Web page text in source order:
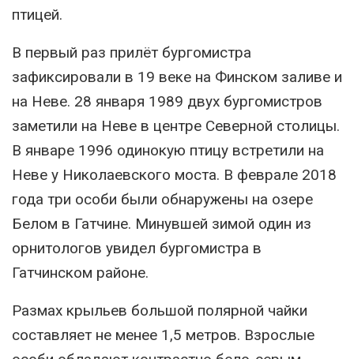
птицей.
В первый раз прилёт бургомистра
зафиксировали в 19 веке на Финском заливе и
на Неве. 28 января 1989 двух бургомистров
заметили на Неве в центре Северной столицы.
В январе 1996 одинокую птицу встретили на
Неве у Николаевского моста. В феврале 2018
года три особи были обнаружены на озере
Белом в Гатчине. Минувшей зимой один из
орнитологов увидел бургомистра в
Гатчинском районе.
Размах крыльев большой полярной чайки
составляет не менее 1,5 метров. Взрослые